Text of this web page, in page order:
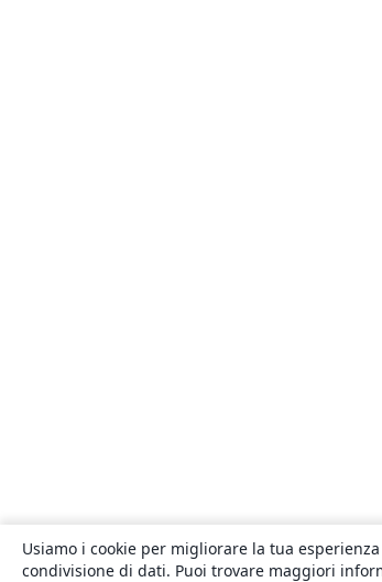
Usiamo i cookie per migliorare la tua
condivisione di dati. Puoi trovare maggiori